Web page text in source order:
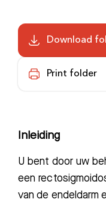
Download
Print folder
Inleiding
U bent door uw
een
van de endeldarm